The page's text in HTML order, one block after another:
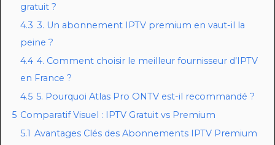
gratuit ?
4.3 3. Un abonnement IPTV premium en vaut-il la
peine ?
4.4 4. Comment choisir le meilleur fournisseur d’IPTV
en France ?
4.5 5. Pourquoi Atlas Pro ONTV est-il recommandé ?
5 Comparatif Visuel : IPTV Gratuit vs Premium
5.1 Avantages Clés des Abonnements IPTV Premium